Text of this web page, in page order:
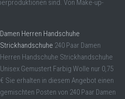
sind. Von Make-up-
Damen Herren Handschuhe
Strickhandschuhe 240 Paar Damen
Herren Handschuhe Strickhandschuhe
Unisex Gemustert Farbig Wolle nur 0,75
€ Sie erhalten in diesem Angebot einen
gemischten Posten von 240 Paar Damen